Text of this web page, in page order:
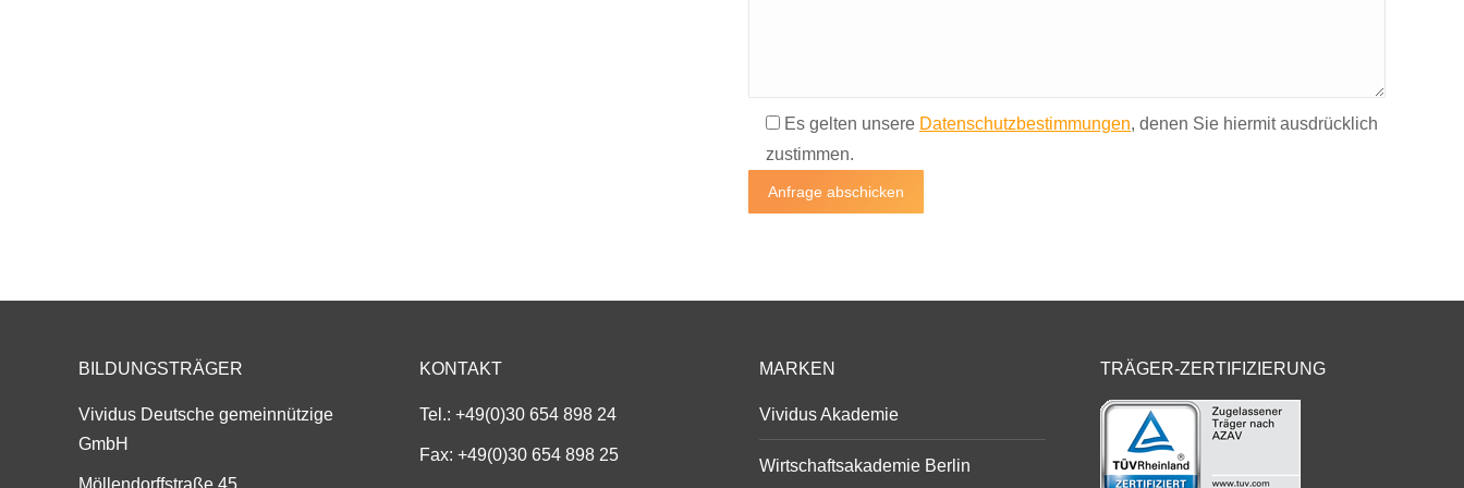
Es gelten unsere Datenschutzbestimmungen, denen Sie hiermit ausdrücklich
zustimmen.
BILDUNGSTRÄGER
Vividus Deutsche gemeinnützige
GmbH
Möllendorffstraße 45
KONTAKT
Tel.: +49(0)30 654 898 24
Fax: +49(0)30 654 898 25
MARKEN
Vividus Akademie
Wirtschaftsakademie Berlin
TRÄGER-ZERTIFIZIERUNG